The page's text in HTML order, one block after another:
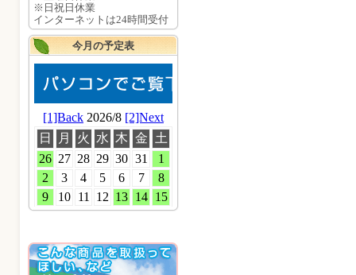
※日祝日休業
インターネットは24時間受付
今月の予定表